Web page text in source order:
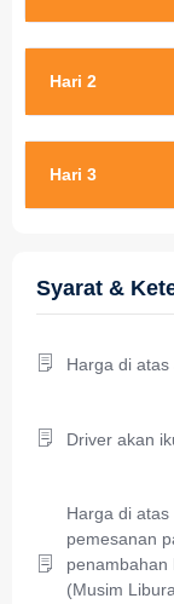
Hari 2
Hari 3
Syarat &
Harga di
Driver akan
Harga di
pemesanan
penambahan
(Musim